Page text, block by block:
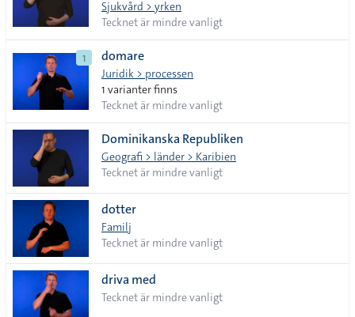
Sjukvård > yrken
Tecknet är mindre vanligt
1 domare
Juridik > processen
1 varianter finns
Tecknet är mindre vanligt
Dominikanska Republiken
Geografi > länder > Karibien
Tecknet är mindre vanligt
dotter
Familj
Tecknet är mindre vanligt
driva med
Tecknet är mindre vanligt